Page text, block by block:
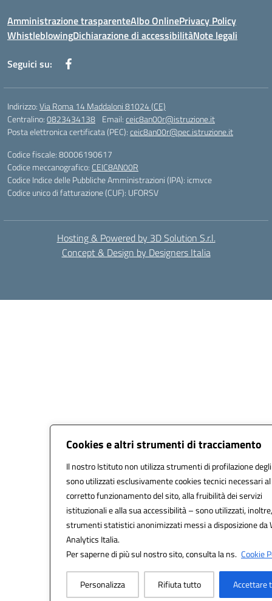
Cookies e altri strumenti di tracciamento
Il nostro Istituto non utilizza strumenti di profilazione
sono utilizzati esclusivamente cookies tecnici necessari al
corretto funzionamento del sito, alla fruibilità dei servizi
istituzionali e alla sua accessibilità – sono utilizzati, inoltre,
strumenti statistici anonimizzati messi a disposizione da
Analytics Italia.
Per saperne di più sul nostro sito, consulta la ns. Cookie
Personalizza Rifiuta tutto Accettare
Amministrazione trasparenteAlbo OnlinePrivacy Policy
WhistleblowingDichiarazione di accessibilitàNote legali
Seguici su:
Indirizzo:Via Roma 14 Maddaloni 81024 (CE)
Centralino:0823434138 Email:ceic8an00r@istruzione.it
Posta elettronica certificata (PEC):ceic8an00r@pec.istruzione.it
Codice fiscale: 80006190617
Codice meccanografico: CEIC8AN00R
Codice Indice delle Pubbliche Amministrazioni (IPA): icmvce
Codice unico di fatturazione (CUF): UFORSV
Hosting & Powered by 3D Solution S.r.l.
Concept & Design by Designers Italia